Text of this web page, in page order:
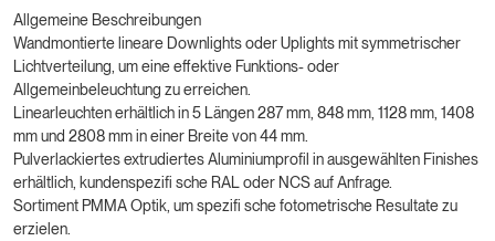
Allgemeine Beschreibungen
Wandmontierte lineare Downlights oder Uplights mit symmetrischer
Lichtverteilung, um eine effektive Funktions- oder
Allgemeinbeleuchtung zu erreichen.
Linearleuchten erhältlich in 5 Längen 287 mm, 848 mm, 1128 mm, 1408
mm und 2808 mm in einer Breite von 44 mm.
Pulverlackiertes extrudiertes Aluminiumprofil in ausgewählten Finishes
erhältlich, kundenspezifi sche RAL oder NCS auf Anfrage.
Sortiment PMMA Optik, um spezifi sche fotometrische Resultate zu
erzielen.